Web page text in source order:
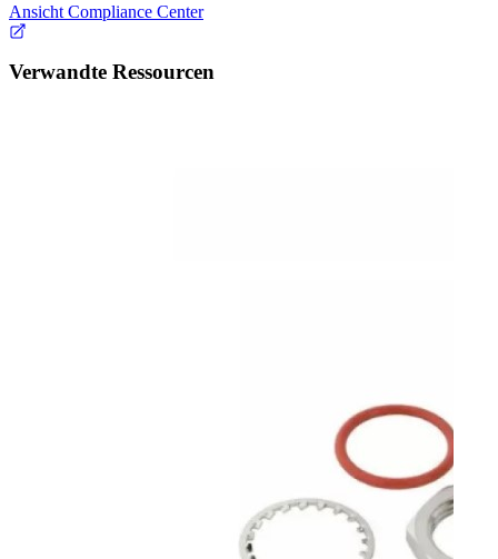
Ansicht Compliance Center
Verwandte Ressourcen